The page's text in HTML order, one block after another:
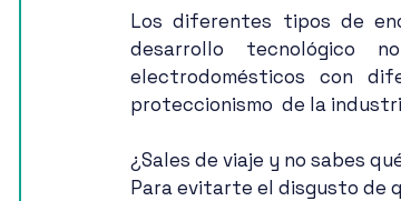
Los diferentes tipos de
desarrollo tecnológico
electrodomésticos con
proteccionismo  de la
¿Sales de viaje y no sabes
Para evitarte el disgusto de